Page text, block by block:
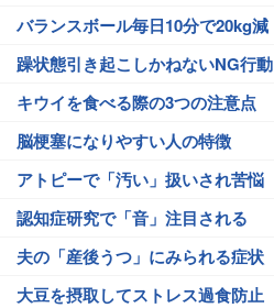
バランスボール毎日10分で20kg減
躁状態引き起こしかねないNG行動
キウイを食べる際の3つの注意点
脳梗塞になりやすい人の特徴
アトピーで「汚い」扱いされ苦悩
認知症研究で「音」注目される
夫の「産後うつ」にみられる症状
大豆を摂取してストレス過食防止